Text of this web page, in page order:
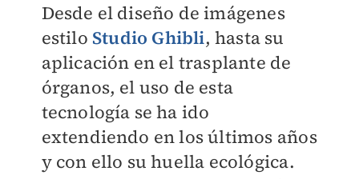
Desde el diseño de imágenes
estilo Studio Ghibli, hasta su
aplicación en el trasplante de
órganos, el uso de esta
tecnología se ha ido
extendiendo en los últimos años
y con ello su huella ecológica.